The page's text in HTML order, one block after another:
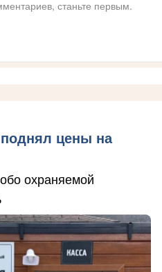
станьте первым.
цены на
охраняемой